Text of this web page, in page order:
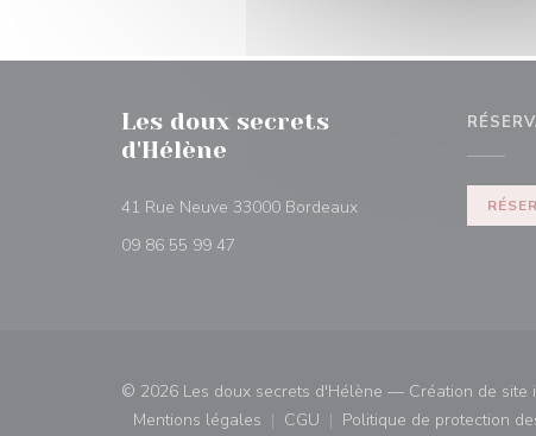
Les doux secrets
d'Hélène
41 Rue Neuve 33000 Bordeaux((ouvre une nouvelle
09 86 55 99 47
© 2026 Les doux secrets d'Hélène — Création de site
Mentions légales
CGU Politique de protection